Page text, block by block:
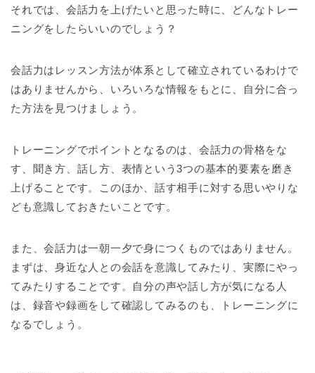
それでは、会話力を上げたいと思った時に、どんなトレー
ニングをしたらいいのでしょう？
会話力はレッスン方法が体系として確立されているわけで
はありませんから、いろいろな情報をもとに、自分に合っ
た方法を見つけましょう。
トレーニングでポイントとなるのは、会話力の骨格をな
す、聞き方、話し方、表情という3つの基本的要素を磨き
上げることです。このほか、話す相手に対する思いやりな
ども意識しておきたいことです。
また、会話力は一朝一夕で身につくものではありません。
まずは、身近な人との会話を意識してみたり、実際にやっ
てみたりすることです。自分の声や話し方が気になる人
は、録音や録画をして確認してみるのも、トレーニングに
なるでしょう。